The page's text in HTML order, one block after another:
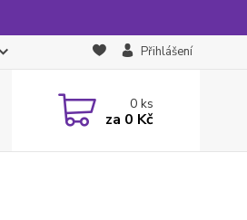
Přihlášení
0ks
za 0 Kč